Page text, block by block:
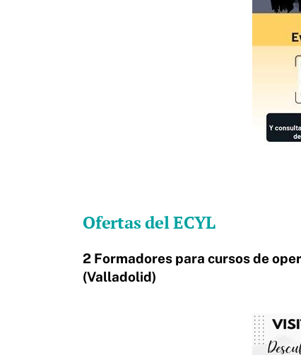
Ofertas del ECYL
2 Formadores para cursos de
(Valladolid)